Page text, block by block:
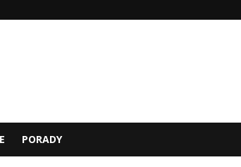
PORADY